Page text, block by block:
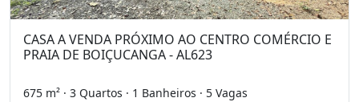
CASA A VENDA PRÓXIMO AO CENTRO COMÉRCIO E
PRAIA DE BOIÇUCANGA - AL623
675 m² · 3 Quartos · 1 Banheiros · 5 Vagas